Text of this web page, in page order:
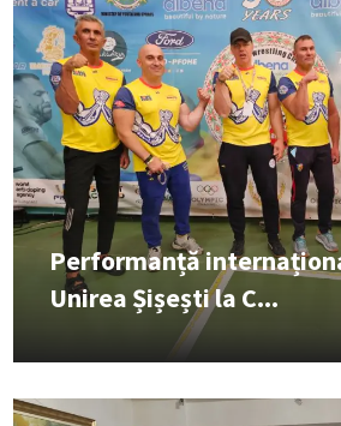
Performanță
Unirea Șișești la C...